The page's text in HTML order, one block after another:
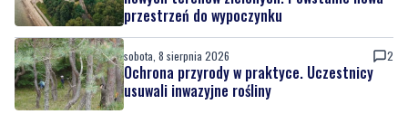
przestrzeń do wypoczynku
sobota, 8 sierpnia 2026 2
Ochrona przyrody w praktyce. Uczestnicy
usuwali inwazyjne rośliny